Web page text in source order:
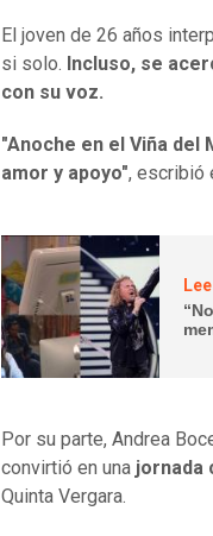
El joven de 26 años
si solo. Incluso, se
con su voz.
"Anoche en el Viña del
amor y apoyo", escribió
Por su parte, Andrea
convirtió en una jornada
Quinta Vergara.